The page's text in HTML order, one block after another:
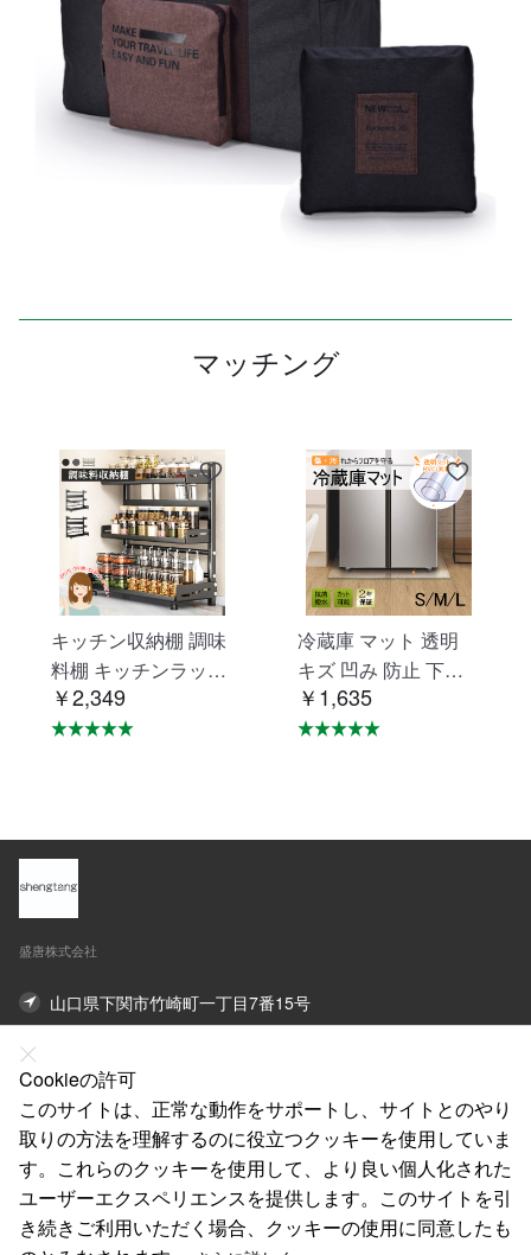
マッチング
キッチン収納棚 調味
料棚 キッチンラック
調味料ラック 三層 台
所収納 キッチン収納
￥2,349
冷蔵庫 マット 透明
キズ 凹み 防止 下敷
き Lサイズ ポリカー
ボネート 洗濯機 冷蔵
￥1,635
盛唐株式会社
山口県下関市竹崎町一丁目7番15号
私たちについて
法律声明
ヘルプ
Cookieの許可
このサイトは、正常な動作をサポートし、サイトとのやり
取りの方法を理解するのに役立つクッキーを使用していま
す。これらのクッキーを使用して、より良い個人化された
ユーザーエクスペリエンスを提供します。このサイトを引
き続きご利用いただく場合、クッキーの使用に同意したも